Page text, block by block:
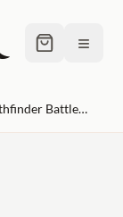
≡
WizKids WZK77500 Pthfinder Battles Premium Human Rogue Male Miniature